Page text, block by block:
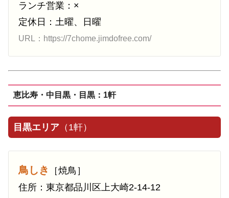
ランチ営業：×
定休日：土曜、日曜
URL：https://7chome.jimdofree.com/
恵比寿・中目黒・目黒：1軒
目黒エリア （1軒）
鳥しき
［焼鳥］
住所：東京都品川区上大崎2-14-12